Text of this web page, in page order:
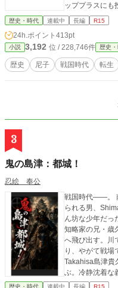
ッププラスにも
歴史・時代 連載中 長編 R15
24h.ポイント 413pt
小説 3,192 位 / 228,746件 歴史
歴史 尼子 戦国時代 転生
3
鬼の島津：都城！
忍絵 奉公
戦国時代――。
られる男、
ん坊な少年だっ
知略家の兄・歳
へ飛び出す。川
り、やがて戦場
Takahisa島津貴
ぶ。冷静沈着な
と機動戦を得意
歴史・時代 連載中 長編 R15